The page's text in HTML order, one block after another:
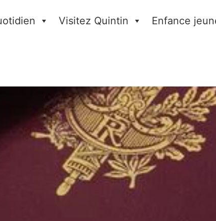
Visitez Quintin Enfance